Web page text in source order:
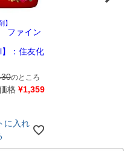
】
ファイン
】：住友化
のところ
格 ¥1,359
に入れ